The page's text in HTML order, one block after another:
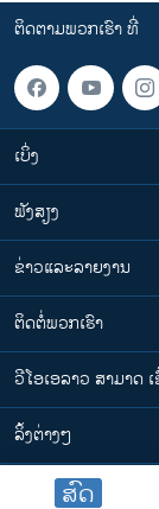
ສົດ
ຕິດຕາມພວກເຮົາ ທີ່
ເບິ່ງ
ຟັງສຽງ
ຂ່າວແລະລາຍງານ
ຕິດຕໍ່ພວກເຮົາ
ວີໂອເອລາວ ສາມາດ
​ລິ້ງ​ຕ່າງໆ